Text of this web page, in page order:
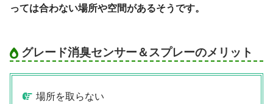
っては合わない場所や空間があるそうです。
グレード消臭センサー＆スプレーのメリット
場所を取らない